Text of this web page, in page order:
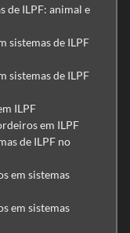
de ILPF: animal e
sistemas de ILPF
sistemas de ILPF
ILPF
em ILPF
de ILPF no
em sistemas
em sistemas